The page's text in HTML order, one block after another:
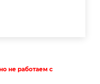
не работаем с